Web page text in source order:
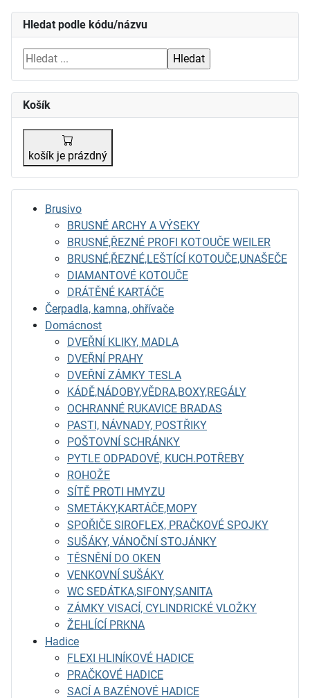
Hledat podle kódu/názvu
Košík
košík je prázdný
Brusivo
BRUSNÉ ARCHY A VÝSEKY
BRUSNÉ,ŘEZNÉ PROFI KOTOUČE WEILER
BRUSNÉ,ŘEZNÉ,LEŠTÍCÍ KOTOUČE,UNAŠEČE
DIAMANTOVÉ KOTOUČE
DRÁTĚNÉ KARTÁČE
Čerpadla, kamna, ohřívače
Domácnost
DVEŘNÍ KLIKY, MADLA
DVEŘNÍ PRAHY
DVEŘNÍ ZÁMKY TESLA
KÁDĚ,NÁDOBY,VĚDRA,BOXY,REGÁLY
OCHRANNÉ RUKAVICE BRADAS
PASTI, NÁVNADY, POSTŘIKY
POŠTOVNÍ SCHRÁNKY
PYTLE ODPADOVÉ, KUCH.POTŘEBY
ROHOŽE
SÍTĚ PROTI HMYZU
SMETÁKY,KARTÁČE,MOPY
SPOŘIČE SIROFLEX, PRAČKOVÉ SPOJKY
SUŠÁKY, VÁNOČNÍ STOJÁNKY
TĚSNĚNÍ DO OKEN
VENKOVNÍ SUŠÁKY
WC SEDÁTKA,SIFONY,SANITA
ZÁMKY VISACÍ, CYLINDRICKÉ VLOŽKY
ŽEHLÍCÍ PRKNA
Hadice
FLEXI HLINÍKOVÉ HADICE
PRAČKOVÉ HADICE
SACÍ A BAZÉNOVÉ HADICE